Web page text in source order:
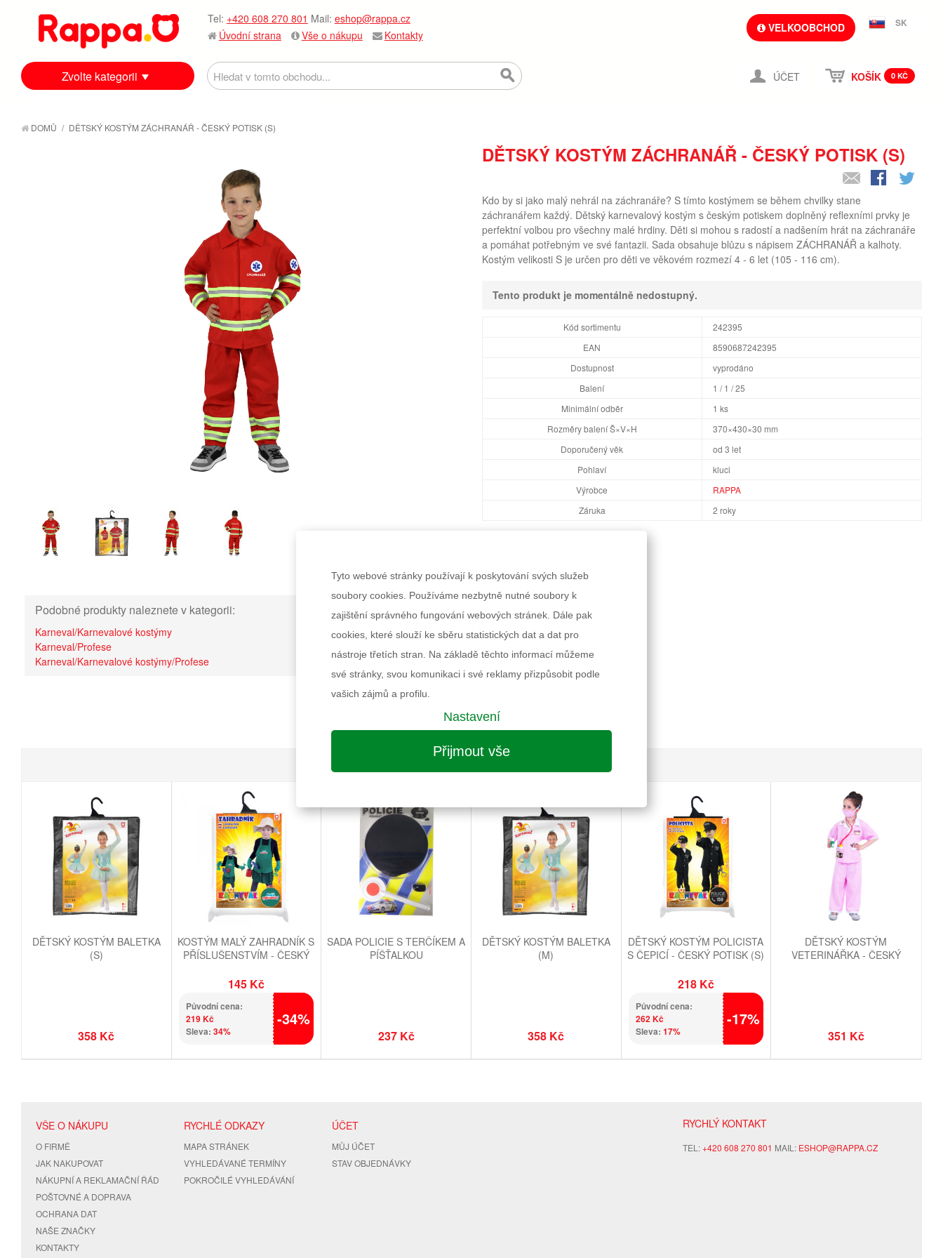
Tel: +420 608 270 801 Mail: eshop@rappa.cz
Úvodní strana
Vše o nákupu Kontakty
VELKOOBCHOD SK
ÚČET KOŠÍK 0 KČ
Zvolte kategorii
DOMŮ / DĚTSKÝ KOSTÝM ZÁCHRANÁŘ - ČESKÝ POTISK (S)
Podobné produkty naleznete v kategorii:
Karneval/Karnevalové kostýmy
Karneval/Profese
Karneval/Karnevalové kostýmy/Profese
DĚTSKÝ KOSTÝM ZÁCHRANÁŘ - ČESKÝ POTISK (S)
Kdo by si jako malý nehrál na záchranáře? S tímto kostýmem se během chvilky stane
záchranářem každý. Dětský karnevalový kostým s českým potiskem doplněný reflexními prvky je
perfektní volbou pro všechny malé hrdiny. Děti si mohou s radostí a nadšením hrát na záchranáře
a pomáhat potřebným ve své fantazii. Sada obsahuje blůzu s nápisem ZÁCHRANÁŘ a kalhoty.
Kostým velikosti S je určen pro děti ve věkovém rozmezí 4 - 6 let (105 - 116 cm).
Tento produkt je momentálně nedostupný.
Kód sortimentu
242395
EAN
8590687242395
Dostupnost
vyprodáno
Balení
1 / 1 / 25
Minimální odběr
1 ks
Rozměry balení Š×V×H
370×430×30 mm
Doporučený věk
od 3 let
Pohlaví
kluci
Výrobce
RAPPA
Záruka
2 roky
MOŽNÁ VÁS ZAUJME I NÁSLEDUJÍCÍ
DĚTSKÝ KOSTÝM BALETKA
(S)
358 Kč
KOSTÝM MALÝ ZAHRADNÍK S
PŘÍSLUŠENSTVÍM - ČESKÝ
145 Kč
Původní cena:
219 Kč
Sleva: 34%
-34%
SADA POLICIE S TERČÍKEM A
PÍŠŤALKOU
237 Kč
DĚTSKÝ KOSTÝM BALETKA
(M)
358 Kč
DĚTSKÝ KOSTÝM POLICISTA
S ČEPICÍ - ČESKÝ POTISK (S)
218 Kč
Původní cena:
262 Kč
Sleva: 17%
-17%
DĚTSKÝ KOSTÝM
VETERINÁŘKA - ČESKÝ
351 Kč
RYCHLÝ KONTAKT
TEL:+420 608 270 801 MAIL: ESHOP@RAPPA.CZ
VŠE O NÁKUPU
O FIRMĚ
JAK NAKUPOVAT
NÁKUPNÍ A REKLAMAČNÍ ŘÁD
POŠTOVNÉ A DOPRAVA
OCHRANA DAT
NAŠE ZNAČKY
KONTAKTY
RYCHLÉ ODKAZY
MAPA STRÁNEK
VYHLEDÁVANÉ TERMÍNY
POKROČILÉ VYHLEDÁVÁNÍ
ÚČET
MŮJ ÚČET
STAV OBJEDNÁVKY
Tyto webové stránky používají k poskytování svých služeb
soubory cookies. Používáme nezbytně nutné soubory k
zajištění správného fungování webových stránek. Dále pak
cookies, které slouží ke sběru statistických dat a dat pro
nástroje třetích stran. Na základě těchto informací můžeme
své stránky, svou komunikaci i své reklamy přizpůsobit podle
vašich zájmů a profilu.
Nastavení
Přijmout vše